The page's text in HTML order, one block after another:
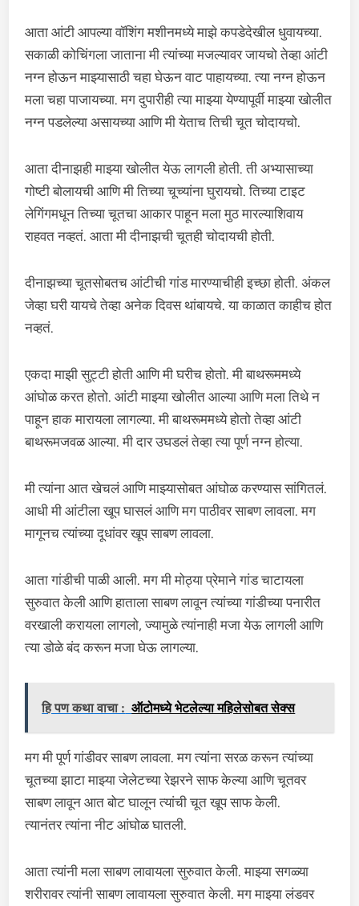
आता आंटी आपल्या वॉशिंग मशीनमध्ये माझे कपडेदेखील धुवायच्या.
सकाळी कोचिंगला जाताना मी त्यांच्या मजल्यावर जायचो तेव्हा आंटी
नग्न होऊन माझ्यासाठी चहा घेऊन वाट पाहायच्या. त्या नग्न होऊन
मला चहा पाजायच्या. मग दुपारीही त्या माझ्या येण्यापूर्वी माझ्या खोलीत
नग्न पडलेल्या असायच्या आणि मी येताच तिची चूत चोदायचो.
आता दीनाझही माझ्या खोलीत येऊ लागली होती. ती अभ्यासाच्या
गोष्टी बोलायची आणि मी तिच्या चूच्यांना घुरायचो. तिच्या टाइट
लेगिंगमधून तिच्या चूतचा आकार पाहून मला मुठ मारल्याशिवाय
राहवत नव्हतं. आता मी दीनाझची चूतही चोदायची होती.
दीनाझच्या चूतसोबतच आंटीची गांड मारण्याचीही इच्छा होती. अंकल
जेव्हा घरी यायचे तेव्हा अनेक दिवस थांबायचे. या काळात काहीच होत
नव्हतं.
एकदा माझी सुट्टी होती आणि मी घरीच होतो. मी बाथरूममध्ये
आंघोळ करत होतो. आंटी माझ्या खोलीत आल्या आणि मला तिथे न
पाहून हाक मारायला लागल्या. मी बाथरूममध्ये होतो तेव्हा आंटी
बाथरूमजवळ आल्या. मी दार उघडलं तेव्हा त्या पूर्ण नग्न होत्या.
मी त्यांना आत खेचलं आणि माझ्यासोबत आंघोळ करण्यास सांगितलं.
आधी मी आंटीला खूप घासलं आणि मग पाठीवर साबण लावला. मग
मागूनच त्यांच्या दूधांवर खूप साबण लावला.
आता गांडीची पाळी आली. मग मी मोठ्या प्रेमाने गांड चाटायला
सुरुवात केली आणि हाताला साबण लावून त्यांच्या गांडीच्या पनारीत
वरखाली करायला लागलो, ज्यामुळे त्यांनाही मजा येऊ लागली आणि
त्या डोळे बंद करून मजा घेऊ लागल्या.
हि पण कथा वाचा : ऑटोमध्ये भेटलेल्या महिलेसोबत सेक्स
मग मी पूर्ण गांडीवर साबण लावला. मग त्यांना सरळ करून त्यांच्या
चूतच्या झाटा माझ्या जेलेटच्या रेझरने साफ केल्या आणि चूतवर
साबण लावून आत बोट घालून त्यांची चूत खूप साफ केली.
त्यानंतर त्यांना नीट आंघोळ घातली.
आता त्यांनी मला साबण लावायला सुरुवात केली. माझ्या सगळ्या
शरीरावर त्यांनी साबण लावायला सुरुवात केली. मग माझ्या लंडवर